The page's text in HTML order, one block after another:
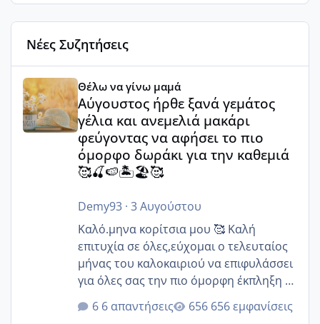
Νέες Συζητήσεις
Αύγουστος ήρθε ξανά γεμάτος γέλια και ανεμελιά
Θέλω να γίνω μαμά
Αύγουστος ήρθε ξανά γεμάτος
γέλια και ανεμελιά μακάρι
φεύγοντας να αφήσει το πιο
όμορφο δωράκι για την καθεμιά
🥰🍒🍉🏝️🏖️🥰
Demy93· 3 Αυγούστου
Καλό.μηνα κορίτσια μου 🥰 Καλή
επιτυχία σε όλες,εύχομαι ο τελευταίος
μήνας του καλοκαιριού να επιφυλάσσει
για όλες σας την πιο όμορφη έκπληξη 🧿
@Elk @Melikara86 @Παρασκευαιδου
@Zenia z @melitiniღ @Christi.D.
6 απαντήσεις 656 εμφανίσεις